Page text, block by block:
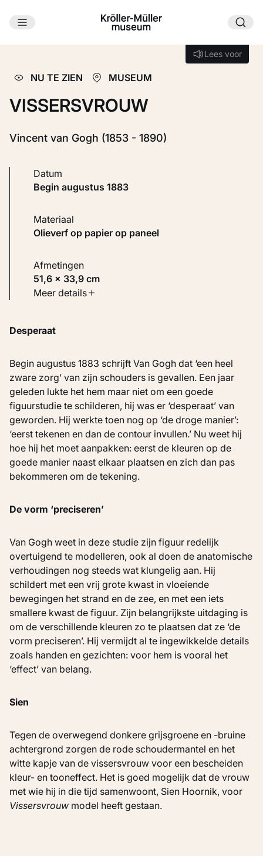
Ga naar hoofdinhoud
Lees voor
Lees voor
NU TE ZIEN MUSEUM
VISSERSVROUW
Vincent van Gogh (1853 - 1890)
Datum
begin augustus 1883
Materiaal
Olieverf op papier op paneel
Afmetingen
51,6 × 33,9 cm
Soort werk
Inventarisnummer
Meer details
Desperaat
Begin augustus 1883 schrijft Van Gogh dat ‘een heel
zware zorg’ van zijn schouders is gevallen. Een jaar
geleden lukte het hem maar niet om een goede
figuurstudie te schilderen, hij was er ‘desperaat’ van
geworden. Hij werkte toen nog op ‘de droge manier’:
‘eerst tekenen en dan de contour invullen.’ Nu weet hij
hoe hij het moet aanpakken: eerst de kleuren op de
goede manier naast elkaar plaatsen en zich dan pas
bekommeren om de tekening.
De vorm ‘preciseren’
Van Gogh weet in deze studie zijn figuur redelijk
overtuigend te modelleren, ook al doen de anatomische
verhoudingen nog steeds wat klungelig aan. Hij
schildert met een vrij grote kwast in vloeiende
bewegingen het strand en de zee, en met een iets
smallere kwast de figuur. Zijn belangrijkste uitdaging is
om de verschillende kleuren zo te plaatsen dat ze ‘de
vorm preciseren’. Hij vermijdt al te ingewikkelde details
zoals handen en gezichten: voor hem is vooral het
‘effect’ van belang.
Sien
Tegen de overwegend donkere grijsgroene en -bruine
achtergrond zorgen de rode schoudermantel en het
witte kapje van de vissersvrouw voor een bescheiden
kleur- en tooneffect. Het is goed mogelijk dat de vrouw
met wie hij in die tijd samenwoont, Sien Hoornik, voor
Vissersvrouw model heeft gestaan.